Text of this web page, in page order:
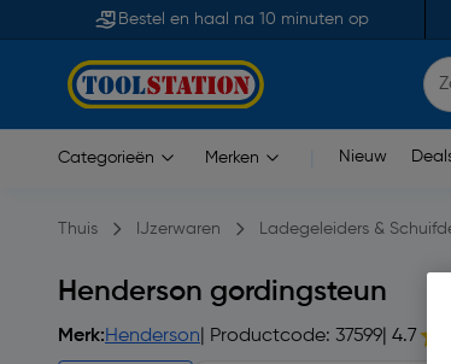
Bestel en haal na 10 minuten op
Categorieën Merken Nieuw
Thuis IJzerwaren Ladegeleiders &
Henderson gordingsteun
Merk:Henderson | Productcode: 37599 | 4.7